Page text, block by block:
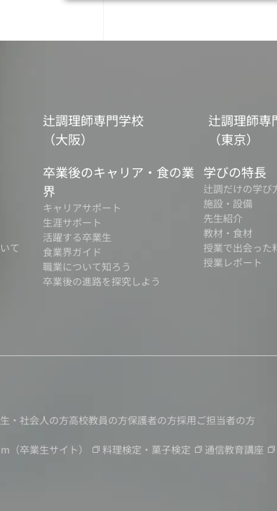
辻調理師専門学校
（大阪）
辻調理師専
（東京）
て
卒業後のキャリア・食の業
界
キャリアサポート
生涯サポート
活躍する卒業生
食業界ガイド
職業について知ろう
卒業後の進路を探究しよう
学びの特長
辻調だけの学び
施設・設備
先生紹介
教材・食材
授業で出会った
授業レポート
・社会人の方高校教員の方保護者の方採用ご担当者の方
（卒業生サイト） 料理検定・菓子検定 通信教育講座